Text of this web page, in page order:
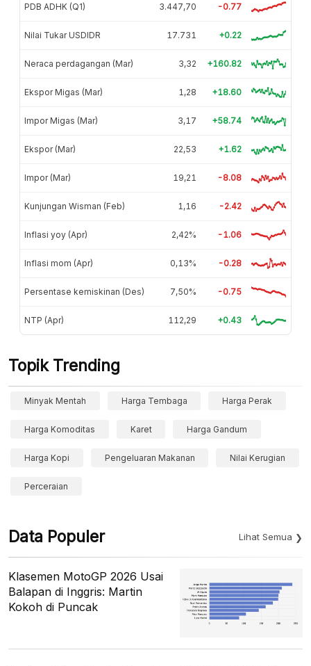
PDB ADHK (Q1) 3.447,70 -0.77
Nilai Tukar USDIDR 17.731 +0.22
Neraca perdagangan (Mar) 3,32 +160.82
Ekspor Migas (Mar) 1,28 +18.60
Impor Migas (Mar) 3,17 +58.74
Ekspor (Mar) 22,53 +1.62
Impor (Mar) 19,21 -8.08
Kunjungan Wisman (Feb) 1,16 -2.42
Inflasi yoy (Apr) 2,42% -1.06
Inflasi mom (Apr) 0,13% -0.28
Persentase kemiskinan (Des) 7,50% -0.75
NTP (Apr) 112,29 +0.43
Topik Trending
Minyak Mentah Harga Tembaga Harga Perak
Harga Komoditas Karet Harga Gandum
Harga Kopi Pengeluaran Makanan Nilai Kerugian
Perceraian
Data Populer Lihat Semua
Klasemen MotoGP 2026 Usai
Balapan di Inggris: Martin
Kokoh di Puncak